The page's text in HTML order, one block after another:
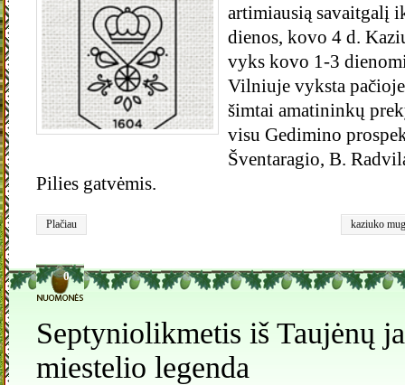
artimiausią savaitgalį
dienos, kovo 4 d.
vyks kovo 1-3
Vilniuje vyksta
šimtai amatininkų
visu Gedimino
Šventaragio, B.
Pilies gatvėmis.
Plačiau kaziuko
0
Septyniolikmetis iš Taujėnų
miestelio legenda